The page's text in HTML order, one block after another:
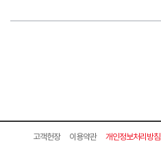
고객헌장 이용약관 개인정보처리방침